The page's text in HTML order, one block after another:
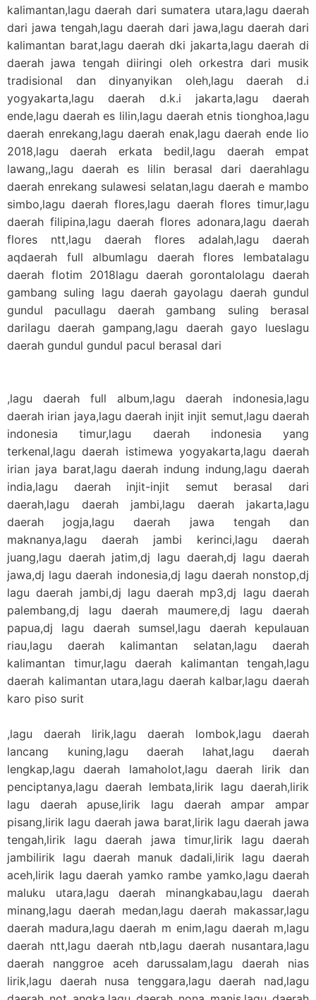
kalimantan,lagu daerah dari sumatera utara,lagu daerah
dari jawa tengah,lagu daerah dari jawa,lagu daerah dari
kalimantan barat,lagu daerah dki jakarta,lagu daerah di
daerah jawa tengah diiringi oleh orkestra dari musik
tradisional dan dinyanyikan oleh,lagu daerah d.i
yogyakarta,lagu daerah d.k.i jakarta,lagu daerah
ende,lagu daerah es lilin,lagu daerah etnis tionghoa,lagu
daerah enrekang,lagu daerah enak,lagu daerah ende lio
2018,lagu daerah erkata bedil,lagu daerah empat
lawang,,lagu daerah es lilin berasal dari daerahlagu
daerah enrekang sulawesi selatan,lagu daerah e mambo
simbo,lagu daerah flores,lagu daerah flores timur,lagu
daerah filipina,lagu daerah flores adonara,lagu daerah
flores ntt,lagu daerah flores adalah,lagu daerah
aqdaerah full albumlagu daerah flores lembatalagu
daerah flotim 2018lagu daerah gorontalolagu daerah
gambang suling lagu daerah gayolagu daerah gundul
gundul pacullagu daerah gambang suling berasal
darilagu daerah gampang,lagu daerah gayo lueslagu
daerah gundul gundul pacul berasal dari
,lagu daerah full album,lagu daerah indonesia,lagu
daerah irian jaya,lagu daerah injit injit semut,lagu daerah
indonesia timur,lagu daerah indonesia yang
terkenal,lagu daerah istimewa yogyakarta,lagu daerah
irian jaya barat,lagu daerah indung indung,lagu daerah
india,lagu daerah injit-injit semut berasal dari
daerah,lagu daerah jambi,lagu daerah jakarta,lagu
daerah jogja,lagu daerah jawa tengah dan
maknanya,lagu daerah jambi kerinci,lagu daerah
juang,lagu daerah jatim,dj lagu daerah,dj lagu daerah
jawa,dj lagu daerah indonesia,dj lagu daerah nonstop,dj
lagu daerah jambi,dj lagu daerah mp3,dj lagu daerah
palembang,dj lagu daerah maumere,dj lagu daerah
papua,dj lagu daerah sumsel,lagu daerah kepulauan
riau,lagu daerah kalimantan selatan,lagu daerah
kalimantan timur,lagu daerah kalimantan tengah,lagu
daerah kalimantan utara,lagu daerah kalbar,lagu daerah
karo piso surit
,lagu daerah lirik,lagu daerah lombok,lagu daerah
lancang kuning,lagu daerah lahat,lagu daerah
lengkap,lagu daerah lamaholot,lagu daerah lirik dan
penciptanya,lagu daerah lembata,lirik lagu daerah,lirik
lagu daerah apuse,lirik lagu daerah ampar ampar
pisang,lirik lagu daerah jawa barat,lirik lagu daerah jawa
tengah,lirik lagu daerah jawa timur,lirik lagu daerah
jambilirik lagu daerah manuk dadali,lirik lagu daerah
aceh,lirik lagu daerah yamko rambe yamko,lagu daerah
maluku utara,lagu daerah minangkabau,lagu daerah
minang,lagu daerah medan,lagu daerah makassar,lagu
daerah madura,lagu daerah m enim,lagu daerah m,lagu
daerah ntt,lagu daerah ntb,lagu daerah nusantara,lagu
daerah nanggroe aceh darussalam,lagu daerah nias
lirik,lagu daerah nusa tenggara,lagu daerah nad,lagu